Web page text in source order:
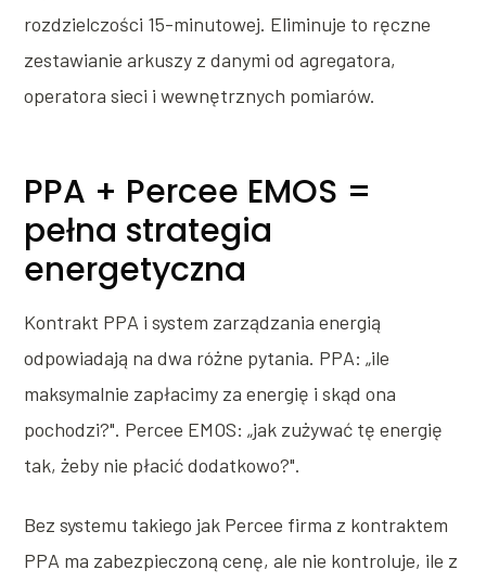
rozdzielczości 15-minutowej. Eliminuje to ręczne
zestawianie arkuszy z danymi od agregatora,
operatora sieci i wewnętrznych pomiarów.
PPA + Percee EMOS =
pełna strategia
energetyczna
Kontrakt PPA i system zarządzania energią
odpowiadają na dwa różne pytania. PPA: „ile
maksymalnie zapłacimy za energię i skąd ona
pochodzi?". Percee EMOS: „jak zużywać tę energię
tak, żeby nie płacić dodatkowo?".
Bez systemu takiego jak Percee firma z kontraktem
PPA ma zabezpieczoną cenę, ale nie kontroluje, ile z